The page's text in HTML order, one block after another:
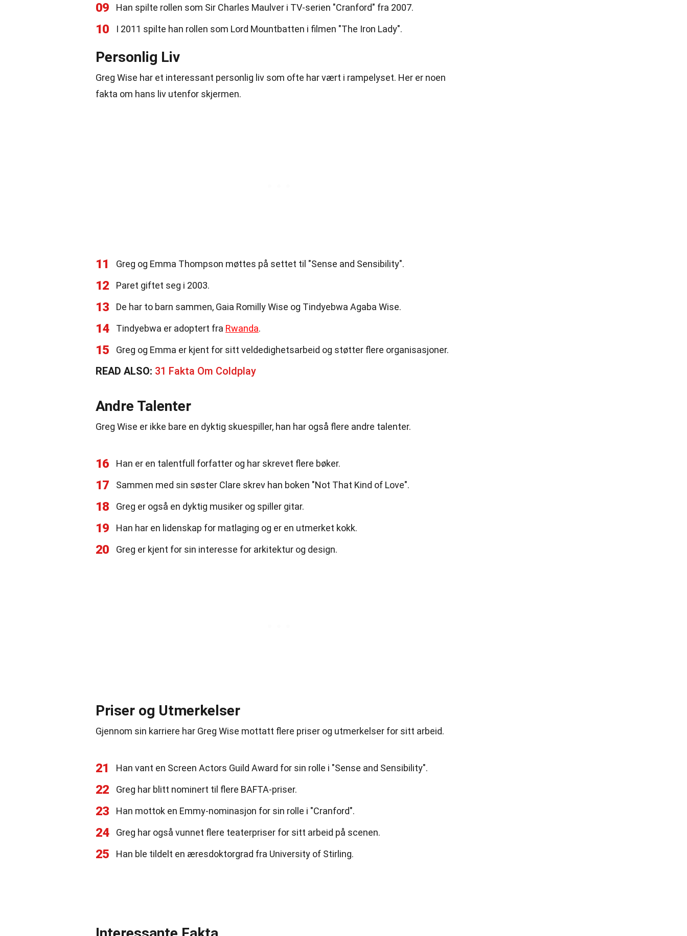
09 Han spilte rollen som Sir Charles Maulver i TV-serien "Cranford" fra 2007.
10 I 2011 spilte han rollen som Lord Mountbatten i filmen "The Iron Lady".
Personlig Liv
Greg Wise har et interessant personlig liv som ofte har vært i rampelyset. Her er noen
fakta om hans liv utenfor skjermen.
11 Greg og Emma Thompson møttes på settet til "Sense and Sensibility".
12 Paret giftet seg i 2003.
13 De har to barn sammen, Gaia Romilly Wise og Tindyebwa Agaba Wise.
14 Tindyebwa er adoptert fra Rwanda.
15 Greg og Emma er kjent for sitt veldedighetsarbeid og støtter flere organisasjoner.
READ ALSO: 31 Fakta Om Coldplay
Andre Talenter
Greg Wise er ikke bare en dyktig skuespiller, han har også flere andre talenter.
16 Han er en talentfull forfatter og har skrevet flere bøker.
17 Sammen med sin søster Clare skrev han boken "Not That Kind of Love".
18 Greg er også en dyktig musiker og spiller gitar.
19 Han har en lidenskap for matlaging og er en utmerket kokk.
20 Greg er kjent for sin interesse for arkitektur og design.
Priser og Utmerkelser
Gjennom sin karriere har Greg Wise mottatt flere priser og utmerkelser for sitt arbeid.
21 Han vant en Screen Actors Guild Award for sin rolle i "Sense and Sensibility".
22 Greg har blitt nominert til flere BAFTA-priser.
23 Han mottok en Emmy-nominasjon for sin rolle i "Cranford".
24 Greg har også vunnet flere teaterpriser for sitt arbeid på scenen.
25 Han ble tildelt en æresdoktorgrad fra University of Stirling.